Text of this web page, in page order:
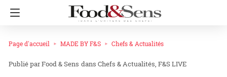
Page d'accueil MADE BY F&S Chefs & Actualités
Food & Sens dans Chefs & Actualités F&S LIVE